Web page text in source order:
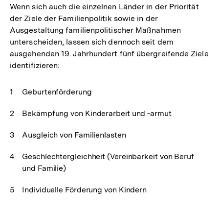
Wenn sich auch die einzelnen Länder in der Priorität
der Ziele der Familienpolitik sowie in der
Ausgestaltung familienpolitischer Maßnahmen
unterscheiden, lassen sich dennoch seit dem
ausgehenden 19. Jahrhundert fünf übergreifende Ziele
identifizieren:
Geburtenförderung
Bekämpfung von Kinderarbeit und -armut
Ausgleich von Familienlasten
Geschlechtergleichheit (Vereinbarkeit von Beruf
und Familie)
Individuelle Förderung von Kindern